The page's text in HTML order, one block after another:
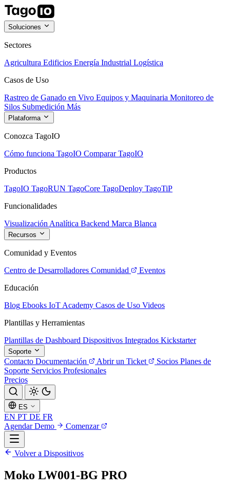
Soluciones
Sectores
Agricultura Edificios Energía Industrial Logística
Casos de Uso
Rastreo de Ganado en Vivo Equipos y Maquinaria Monitoreo de
Silos Submedición Más
Plataforma
Conozca TagoIO
Cómo funciona TagoIO Comparar TagoIO
Productos
TagoIO TagoRUN TagoCore TagoDeploy TagoTiP
Funcionalidades
Visualización Analítica Backend Marca Blanca
Recursos
Comunidad y Eventos
Centro de Desarrolladores Comunidad
Eventos
Educación
Blog Ebooks IoT Academy Casos de Uso Videos
Plantillas y Herramientas
Plantillas de Dashboard Dispositivos Integrados Kickstarter
Soporte
Contacto Documentación Abrir un Ticket Socios Planes de
Soporte Servicios Profesionales
Precios
ES
EN PT DE FR
Agendar Demo
Comenzar
Volver a Dispositivos
Moko LW001-BG PRO